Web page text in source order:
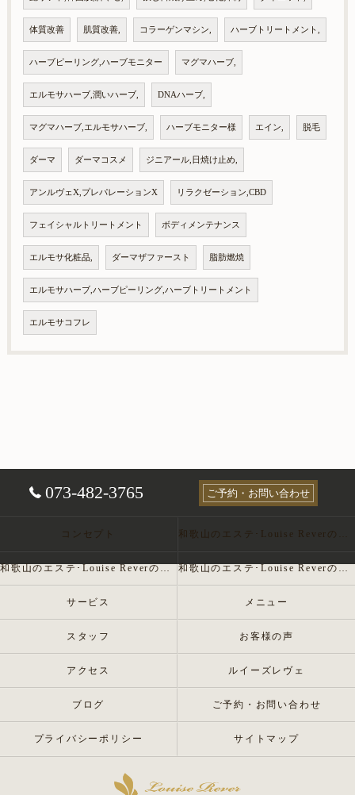
体質改善 肌質改善, コラーゲンマシン, ハーブトリートメント,
ハーブピーリング,ハーブモニター マグマハーブ,
エルモサハーブ,潤いハーブ, DNAハーブ,
マグマハーブ,エルモサハーブ, ハーブモニター様 エイン, 脱毛
ダーマ ダーマコスメ ジニアール,日焼け止め,
アンルヴェX,プレパレーションX リラクゼーション,CBD
フェイシャルトリートメント ボディメンテナンス
エルモサ化粧品, ダーマザファースト 脂肪燃焼
エルモサハーブ,ハーブピーリング,ハーブトリートメント
エルモサコフレ
073-482-3765 ご予約・お問い合わせ
コンセプト
和歌山のエステ･Louise Reverの評判 和歌山のエステ･Louise Reverのお客様の声
サービス メニュー
スタッフ お客様の声
アクセス ルイーズレヴェ
ブログ ご予約・お問い合わせ
プライバシーポリシー サイトマップ